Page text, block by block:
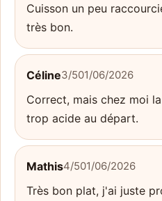
Cuisson un peu
très bon.
Céline3/501/06/2026
Correct, mais chez moi
trop acide au départ.
Mathis4/501/06/2026
Très bon plat, j'ai juste